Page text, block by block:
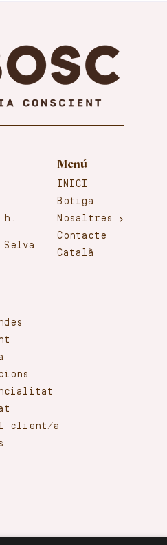
Menú
INICI
Botiga
Nosaltres
Contacte
Català
client/a